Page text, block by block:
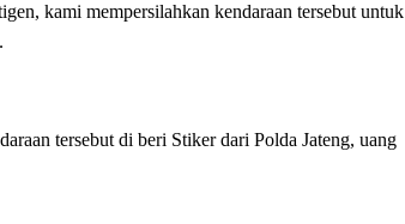
kami mempersilahkan kendaraan tersebut untuk
tersebut di beri Stiker dari Polda Jateng, uang